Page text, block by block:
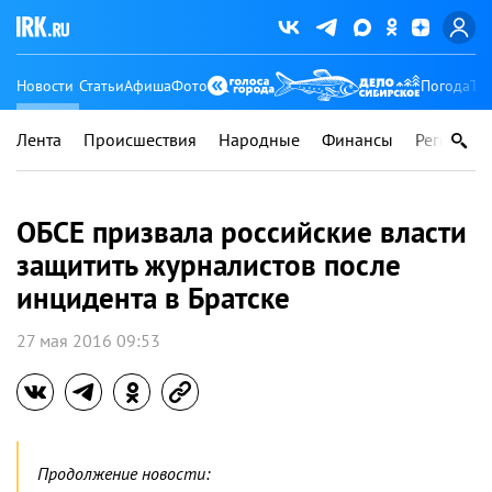
Новости СтатьиАфишаФото Погода
Лента Происшествия Народные Финансы Регионы
ОБСЕ призвала российские власти
защитить журналистов после
инцидента в Братске
27 мая 2016 09:53
Продолжение новости: